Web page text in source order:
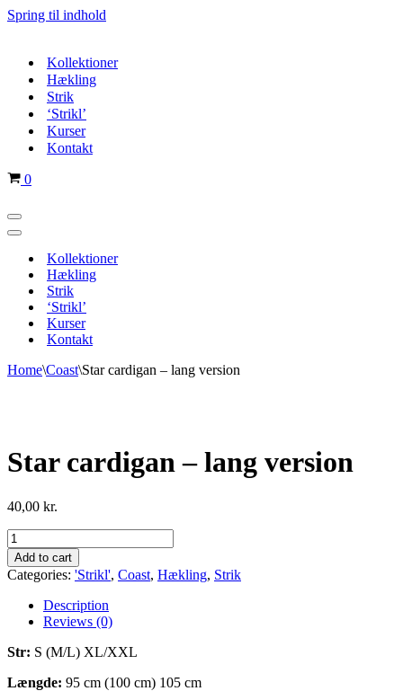
Spring til indhold
Kollektioner
Hækling
Strik
‘Strikl’
Kurser
Kontakt
Indkøbskurv
0
Navigation
menu
Navigation
Kollektioner
Hækling
Strik
‘Strikl’
Kurser
Kontakt
Home\Coast\Star cardigan – lang version
Star cardigan – lang version
40,00 kr.
Star
cardigan
-
lang
version
quantity
Add to cart
Categories: 'Strikl', Coast, Hækling, Strik
Description
Reviews (0)
Str: S (M/L) XL/XXL
Længde: 95 cm (100 cm) 105 cm